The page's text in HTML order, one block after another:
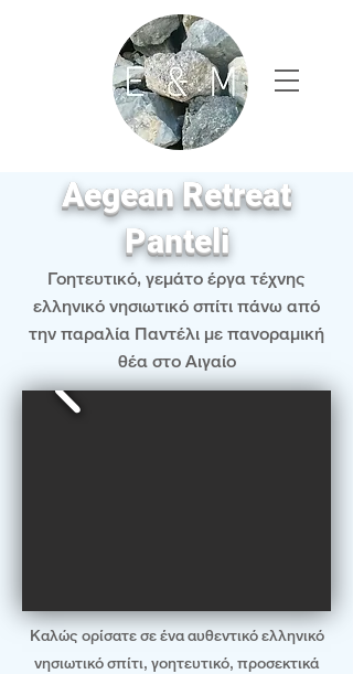
Aegean Retreat
Panteli
Γοητευτικό, γεμάτο έργα τέχνης
ελληνικό νησιωτικό σπίτι πάνω από
την παραλία Παντέλι με πανοραμική
θέα στο Αιγαίο
Καλώς ορίσατε σε ένα αυθεντικό ελληνικό
νησιωτικό σπίτι, γοητευτικό, προσεκτικά